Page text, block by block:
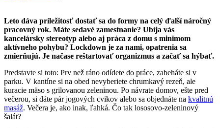
Leto dáva príležitosť dostať sa do formy na celý ďalší náročný
pracovný rok. Máte sedavé zamestnanie? Ubíja vás
kancelársky stereotyp alebo aj práca z domu s minimom
aktívneho pohybu? Lockdown je za nami, opatrenia sa
zmierňujú. Je načase reštartovať organizmus a začať sa hýbať.
Predstavte si toto: Prv než ráno odídete do práce, zabeháte si v
parku. V kantíne si na obed nevyberiete chrumkavý rezeň, ale
kuracie mäso s grilovanou zeleninou. Po návrate domov, ešte pred
večerou, si dáte pár jogových cvikov alebo sa objednáte na kvalitnú
masáž. Večera je, ako inak, ľahká. Čo tak lososovo-zeleninový
šalát?